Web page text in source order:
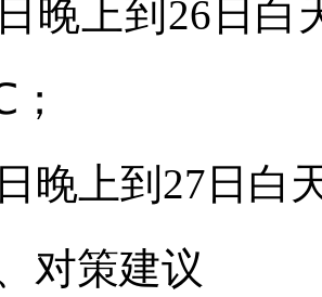
晚上到26日白
晚上到27日白
对策建议